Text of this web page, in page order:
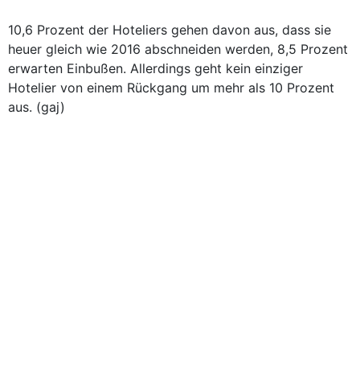
10,6 Prozent der Hoteliers gehen davon aus, dass sie
heuer gleich wie 2016 abschneiden werden, 8,5 Prozent
erwarten Einbußen. Allerdings geht kein einziger
Hotelier von einem Rückgang um mehr als 10 Prozent
aus. (gaj)